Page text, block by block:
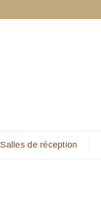
Salles de réception